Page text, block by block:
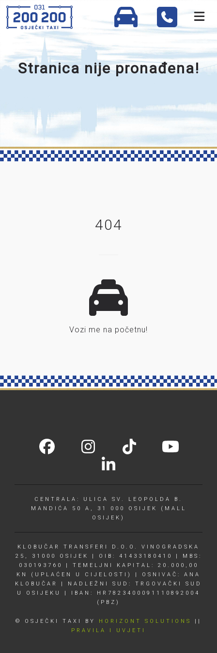
Stranica nije pronađena!
404
Vozi me na početnu!
CENTRALA: ULICA SV. LEOPOLDA B.
MANDIĆA 50 A, 31 000 OSIJEK (MALL
OSIJEK)
KLOBUČAR TRANSFERI D.O.O. VINOGRADSKA
25, 31000 OSIJEK | OIB: 41433180410 | MBS:
030193760 | TEMELJNI KAPITAL: 20.000,00
KN (UPLAĆEN U CIJELOSTI) | OSNIVAČ: ANA
KLOBUČAR | NADLEŽNI SUD: TRGOVAČKI SUD
U OSIJEKU | IBAN: HR7823400091110892004
(PBZ)
© OSJEČKI TAXI BY HORIZONT SOLUTIONS
||
PRAVILA I UVJETI